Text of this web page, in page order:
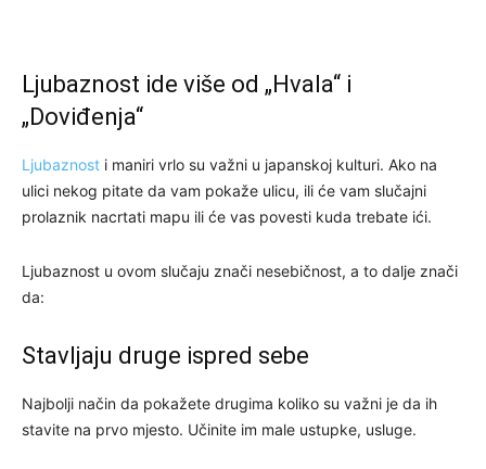
Ljubaznost ide više od „Hvala“ i
„Doviđenja“
Ljubaznost i maniri vrlo su važni u japanskoj kulturi. Ako na
ulici nekog pitate da vam pokaže ulicu, ili će vam slučajni
prolaznik nacrtati mapu ili će vas povesti kuda trebate ići.
Ljubaznost u ovom slučaju znači nesebičnost, a to dalje znači
da:
Stavljaju druge ispred sebe
Najbolji način da pokažete drugima koliko su važni je da ih
stavite na prvo mjesto. Učinite im male ustupke, usluge.